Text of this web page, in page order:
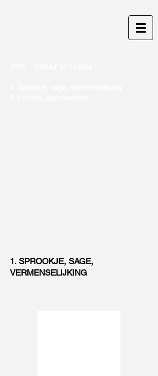
1. SPROOKJE, SAGE,
VERMENSELIJKING